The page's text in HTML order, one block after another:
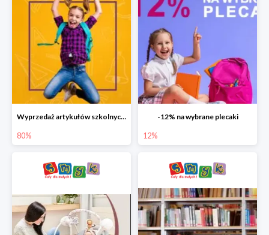
Wyprzedaż artykułów szkolnych w Smyku do -80%
80%
-12% na wybrane plecaki
12%